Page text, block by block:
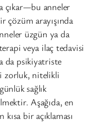
çıkar—bu anneler
çözüm arayışında
üzgün ya da
veya ilaç tedavisi
da psikiyatriste
zorluk, nitelikli
sağlık
Aşağıda, en
bir açıklaması